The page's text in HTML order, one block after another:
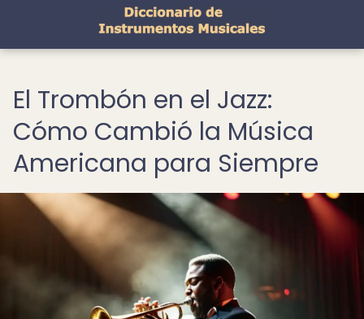
El Trombón en el Jazz:
Cómo Cambió la Música
Americana para Siempre